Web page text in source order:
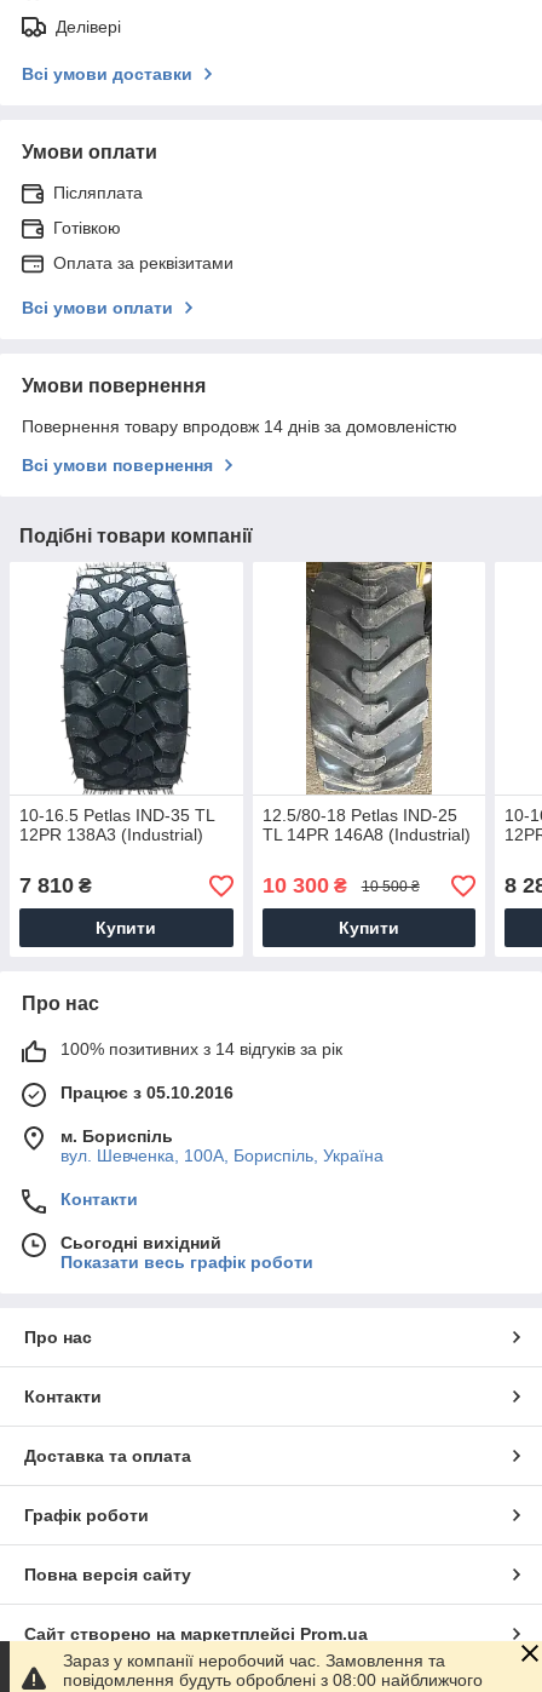
Делівері
Всі умови доставки
Умови оплати
Післяплата
Готівкою
Оплата за реквізитами
Всі умови оплати
Умови повернення
Повернення товару впродовж 14 днів за домовленістю
Всі умови повернення
Подібні товари компанії
10-16.5 Petlas IND-35 TL
12PR 138А3 (Industrial)
7 810 ₴
Купити
12.5/80-18 Petlas IND-25
TL 14PR 146А8 (Industrial)
10 300₴ 10 500 ₴
Купити
10-
8
Про нас
100% позитивних з 14 відгуків за рік
Працює з 05.10.2016
м. Бориспіль
вул. Шевченка, 100А, Бориспіль, Україна
Контакти
Сьогодні вихідний
Показати весь графік роботи
Про нас
Контакти
Доставка та оплата
Графік роботи
Повна версія сайту
Сайт створено на маркетплейсі Prom.ua
Зараз у компанії неробочий час. Замовлення та
повідомлення будуть оброблені з 08:00 найближчого